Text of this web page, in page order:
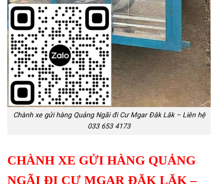
Chành xe gửi hàng Quảng Ngãi đi Cư Mgar Đăk Lăk – Liên hệ
033 653 4173
CHÀNH XE GỬI HÀNG QUẢNG
NGÃI ĐI CƯ MGAR ĐĂK LĂK –